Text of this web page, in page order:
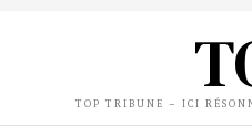
TOP TRIBUNE – ICI